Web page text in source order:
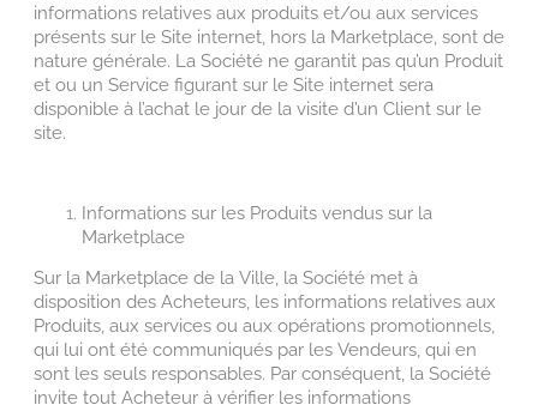
informations relatives aux produits et/ou aux services
présents sur le Site internet, hors la Marketplace, sont de
nature générale. La Société ne garantit pas qu’un Produit
et ou un Service figurant sur le Site internet sera
disponible à l’achat le jour de la visite d’un Client sur le
site.
Informations sur les Produits vendus sur la
Marketplace
Sur la Marketplace de la Ville, la Société met à
disposition des Acheteurs, les informations relatives aux
Produits, aux services ou aux opérations promotionnels,
qui lui ont été communiqués par les Vendeurs, qui en
sont les seuls responsables. Par conséquent, la Société
invite tout Acheteur à vérifier les informations